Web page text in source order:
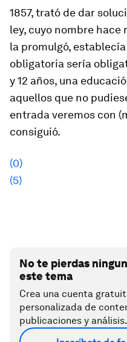
1857, trató de dar
ley, cuyo nombre
la promulgó,
obligatoria sería
y 12 años, una
aquellos que no
entrada veremos con
consiguió.
(0)
(5)
No te pierdas
este tema
Crea una cuenta
personalizada de
publicaciones y análisis.